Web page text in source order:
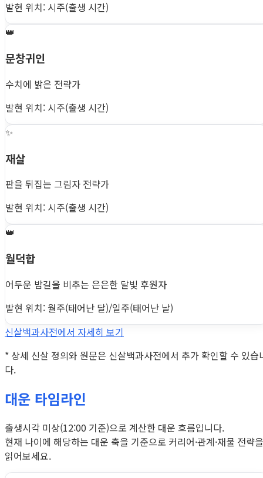
발현 위치: 시주(출생 시간)
👑
문창귀인
수치에 밝은 전략가
발현 위치: 시주(출생 시간)
✨
재살
판을 뒤집는 그림자 전략가
발현 위치: 시주(출생 시간)
👑
월덕합
어두운 밤길을 비추는 은은한 달빛 후원자
발현 위치: 월주(태어난 달)/일주(태어난 날)
신살백과사전에서 자세히 보기
* 상세 신살 정의와 원문은 신살백과사전에서 추가 확인할 수 있습
다.
대운 타임라인
출생시각 미상(12:00 기준)으로 계산한 대운 흐름입니다.
현재 나이에 해당하는 대운 축을 기준으로 커리어·관계·재물 전략을
읽어보세요.